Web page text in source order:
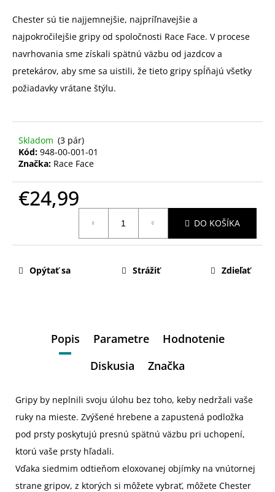
Chester sú tie najjemnejšie, najpríľnavejšie a
najpokročilejšie gripy od spoločnosti Race Face. V procese
navrhovania sme získali spätnú väzbu od jazdcov a
pretekárov, aby sme sa uistili, že tieto gripy spĺňajú všetky
požiadavky vrátane štýlu.
Skladom (3 pár)
Kód: 948-00-001-01
Značka: Race Face
€24,99
DO KOŠÍKA
Opýtať sa Strážiť Zdieľať
Popis Parametre
Hodnotenie
Diskusia
Značka
Gripy by neplnili svoju úlohu bez toho, keby nedržali vaše
ruky na mieste. Zvýšené hrebene a zapustená podložka
pod prsty poskytujú presnú spätnú väzbu pri uchopení,
ktorú vaše prsty hľadali.
Vďaka siedmim odtieňom eloxovanej objímky na vnútornej
strane gripov, z ktorých si môžete vybrať, môžete Chester